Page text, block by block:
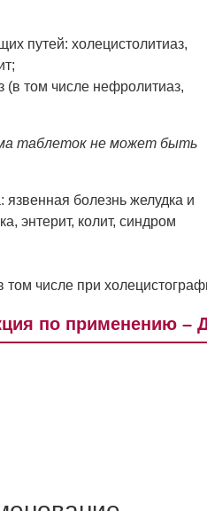
путей: холецистолитиаз,
(в том числе нефролитиаз,
таблеток не может быть
язвенная болезнь желудка и
энтерит, колит, синдром
числе при
по применению –